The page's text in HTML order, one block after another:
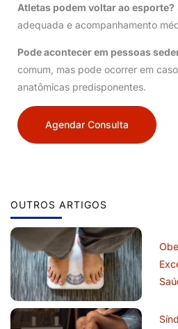
Atletas podem voltar ao esporte?
adequada e acompanhamento
Pode acontecer em pessoas
comum, mas pode ocorrer em
anatômicas predisponentes.
Agendar Consulta
OUTROS ARTIGOS